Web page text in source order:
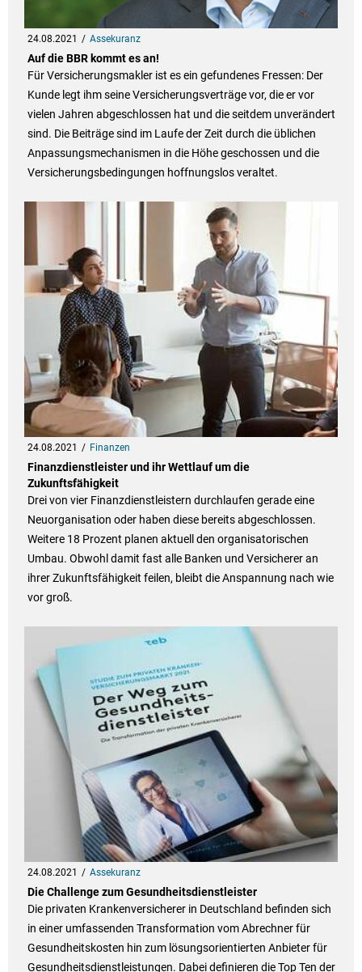
24.08.2021 Assekuranz
Auf die BBR kommt es an!
Für Versicherungsmakler ist es ein gefundenes Fressen: Der
Kunde legt ihm seine Versicherungsverträge vor, die er vor
vielen Jahren abgeschlossen hat und die seitdem unverändert
sind. Die Beiträge sind im Laufe der Zeit durch die üblichen
Anpassungsmechanismen in die Höhe geschossen und die
Versicherungsbedingungen hoffnungslos veraltet.
24.08.2021 Finanzen
Finanzdienstleister und ihr Wettlauf um die
Zukunftsfähigkeit
Drei von vier Finanzdienstleistern durchlaufen gerade eine
Neuorganisation oder haben diese bereits abgeschlossen.
Weitere 18 Prozent planen aktuell den organisatorischen
Umbau. Obwohl damit fast alle Banken und Versicherer an
ihrer Zukunftsfähigkeit feilen, bleibt die Anspannung nach wie
vor groß.
24.08.2021 Assekuranz
Die Challenge zum Gesundheitsdienstleister
Die privaten Krankenversicherer in Deutschland befinden sich
in einer umfassenden Transformation vom Abrechner für
Gesundheitskosten hin zum lösungsorientierten Anbieter für
Gesundheitsdienstleistungen. Dabei definieren die Top Ten der